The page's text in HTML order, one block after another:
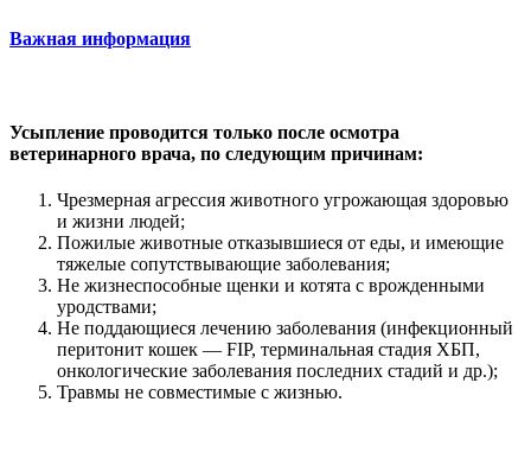
Важная информация
Усыпление проводится только после осмотра
ветеринарного врача, по следующим причинам:
Чрезмерная агрессия животного угрожающая здоровью
и жизни людей;
Пожилые животные отказывшиеся от еды, и имеющие
тяжелые сопутствывающие заболевания;
Не жизнеспособные щенки и котята с врожденными
уродствами;
Не поддающиеся лечению заболевания (инфекционный
перитонит кошек — FIP, терминальная стадия ХБП,
онкологические заболевания последних стадий и др.);
Травмы не совместимые с жизнью.